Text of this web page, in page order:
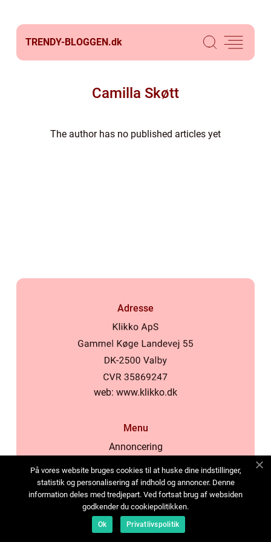
TRENDY-BLOGGEN.dk
Camilla Skøtt
The author has no published articles yet
Adresse
web: www.klikko.dk
Menu
Annoncering
Cookies
Kontakt os
Sitemap
På vores website bruges cookies til at huske dine indstillinger,
statistik og personalisering af indhold og annoncer. Denne
information deles med tredjepart. Ved fortsat brug af websiden
godkender du cookiepolitikken.
Ok Privatlivspolitik